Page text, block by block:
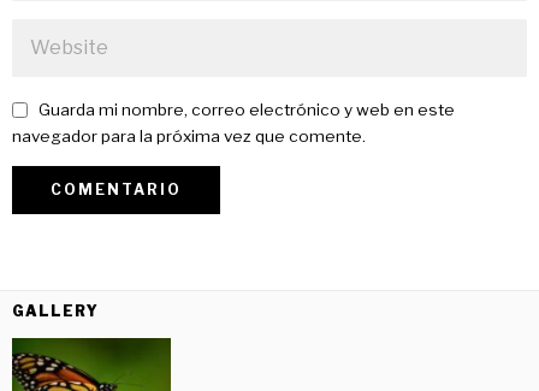
Guarda mi nombre, correo electrónico y web en este
navegador para la próxima vez que comente.
GALLERY